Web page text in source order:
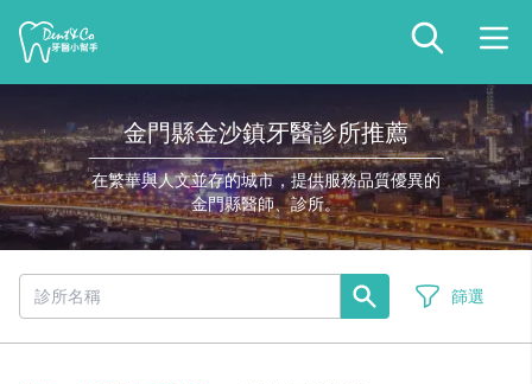
金門縣金沙鎮牙醫診所推薦
在繁華與人文並存的城市，提供服務品質優異的
金門縣醫師、診所。
篩選